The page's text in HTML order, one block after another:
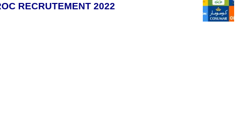
RECRUTEMENT 2022